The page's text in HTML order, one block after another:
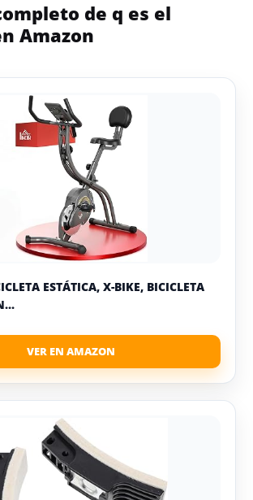
de q es el
Amazon
ESTÁTICA, X-BIKE, BICICLETA